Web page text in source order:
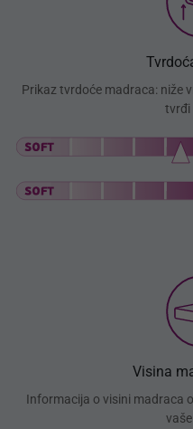
Prikaz tvrdoće madraca: niže
tvrđi
Visina
Informacija o visini madraca